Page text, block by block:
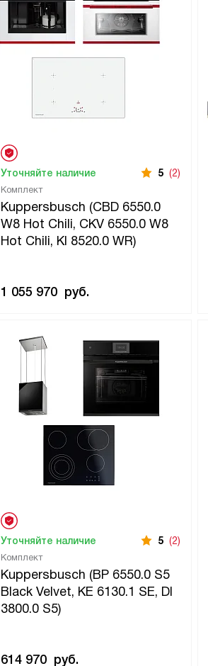
Комплект
Kuppersbusch (CBD 6550.0
W8 Hot Chili, CKV 6550.0 W8
Hot Chili, KI 8520.0 WR)
Уточняйте наличие 5 (2)
1 055 970 руб.
Комплект
Kuppersbusch (BP 6550.0 S5
Black Velvet, KE 6130.1 SE, DI
3800.0 S5)
Уточняйте наличие 5 (2)
614 970 руб.